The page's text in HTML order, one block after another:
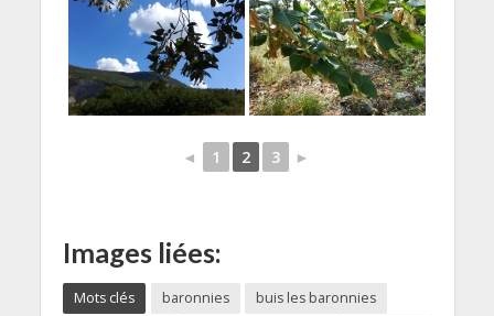
◄ 1 2 3 ►
Images liées:
Mots clés baronnies
buis les baronnies